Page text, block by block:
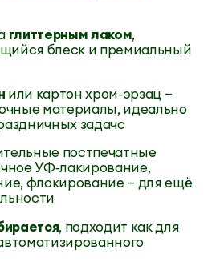
глиттерным лаком,
блеск и премиальный
или картон хром‑эрзац —
материалы, идеально
задачс
постпечатные
УФ‑лакирование,
флокирование — для ещё
, подходит как для